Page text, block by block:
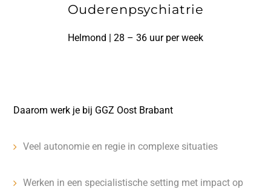
Ouderenpsychiatrie
Helmond | 28 – 36 uur per week
Daarom werk je bij GGZ Oost Brabant
Veel autonomie en regie in complexe situaties
Werken in een specialistische setting met impact op